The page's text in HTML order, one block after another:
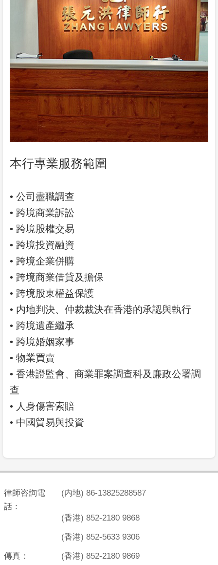
本行專業服務範圍
• 公司盡職調查
• 跨境商業訴訟
• 跨境股權交易
• 跨境投資融資
• 跨境企業併購
• 跨境商業借貸及擔保
• 跨境股東權益保護
• 内地判決、仲裁裁決在香港的承認與執行
• 跨境遺產繼承
• 跨境婚姻家事
• 物業買賣
• 香港證監會、商業罪案調查科及廉政公署調
查
• 人身傷害索賠
• 中國貿易與投資
律師咨詢電
話：
(内地) 86-13825288587
(香港) 852-2180 9868
(香港) 852-5633 9306
傳真： (香港) 852-2180 9869